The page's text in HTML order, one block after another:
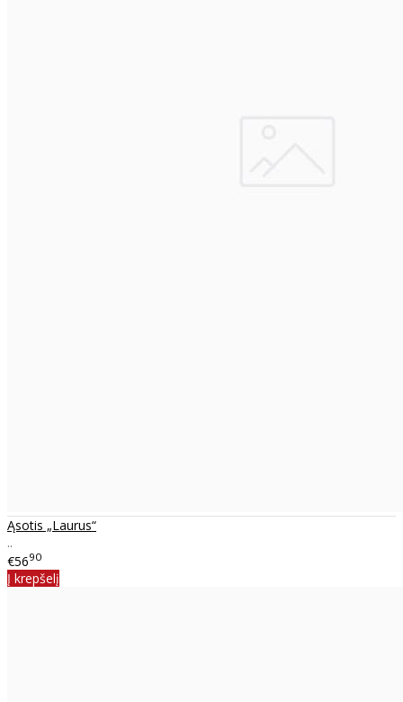
Ąsotis „Laurus“
..
€5690
Į krepšelį